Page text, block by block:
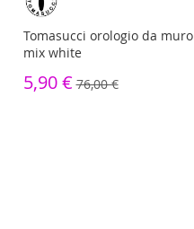
Tomasucci orologio da muro
mix white
5,90 € 76,00 €